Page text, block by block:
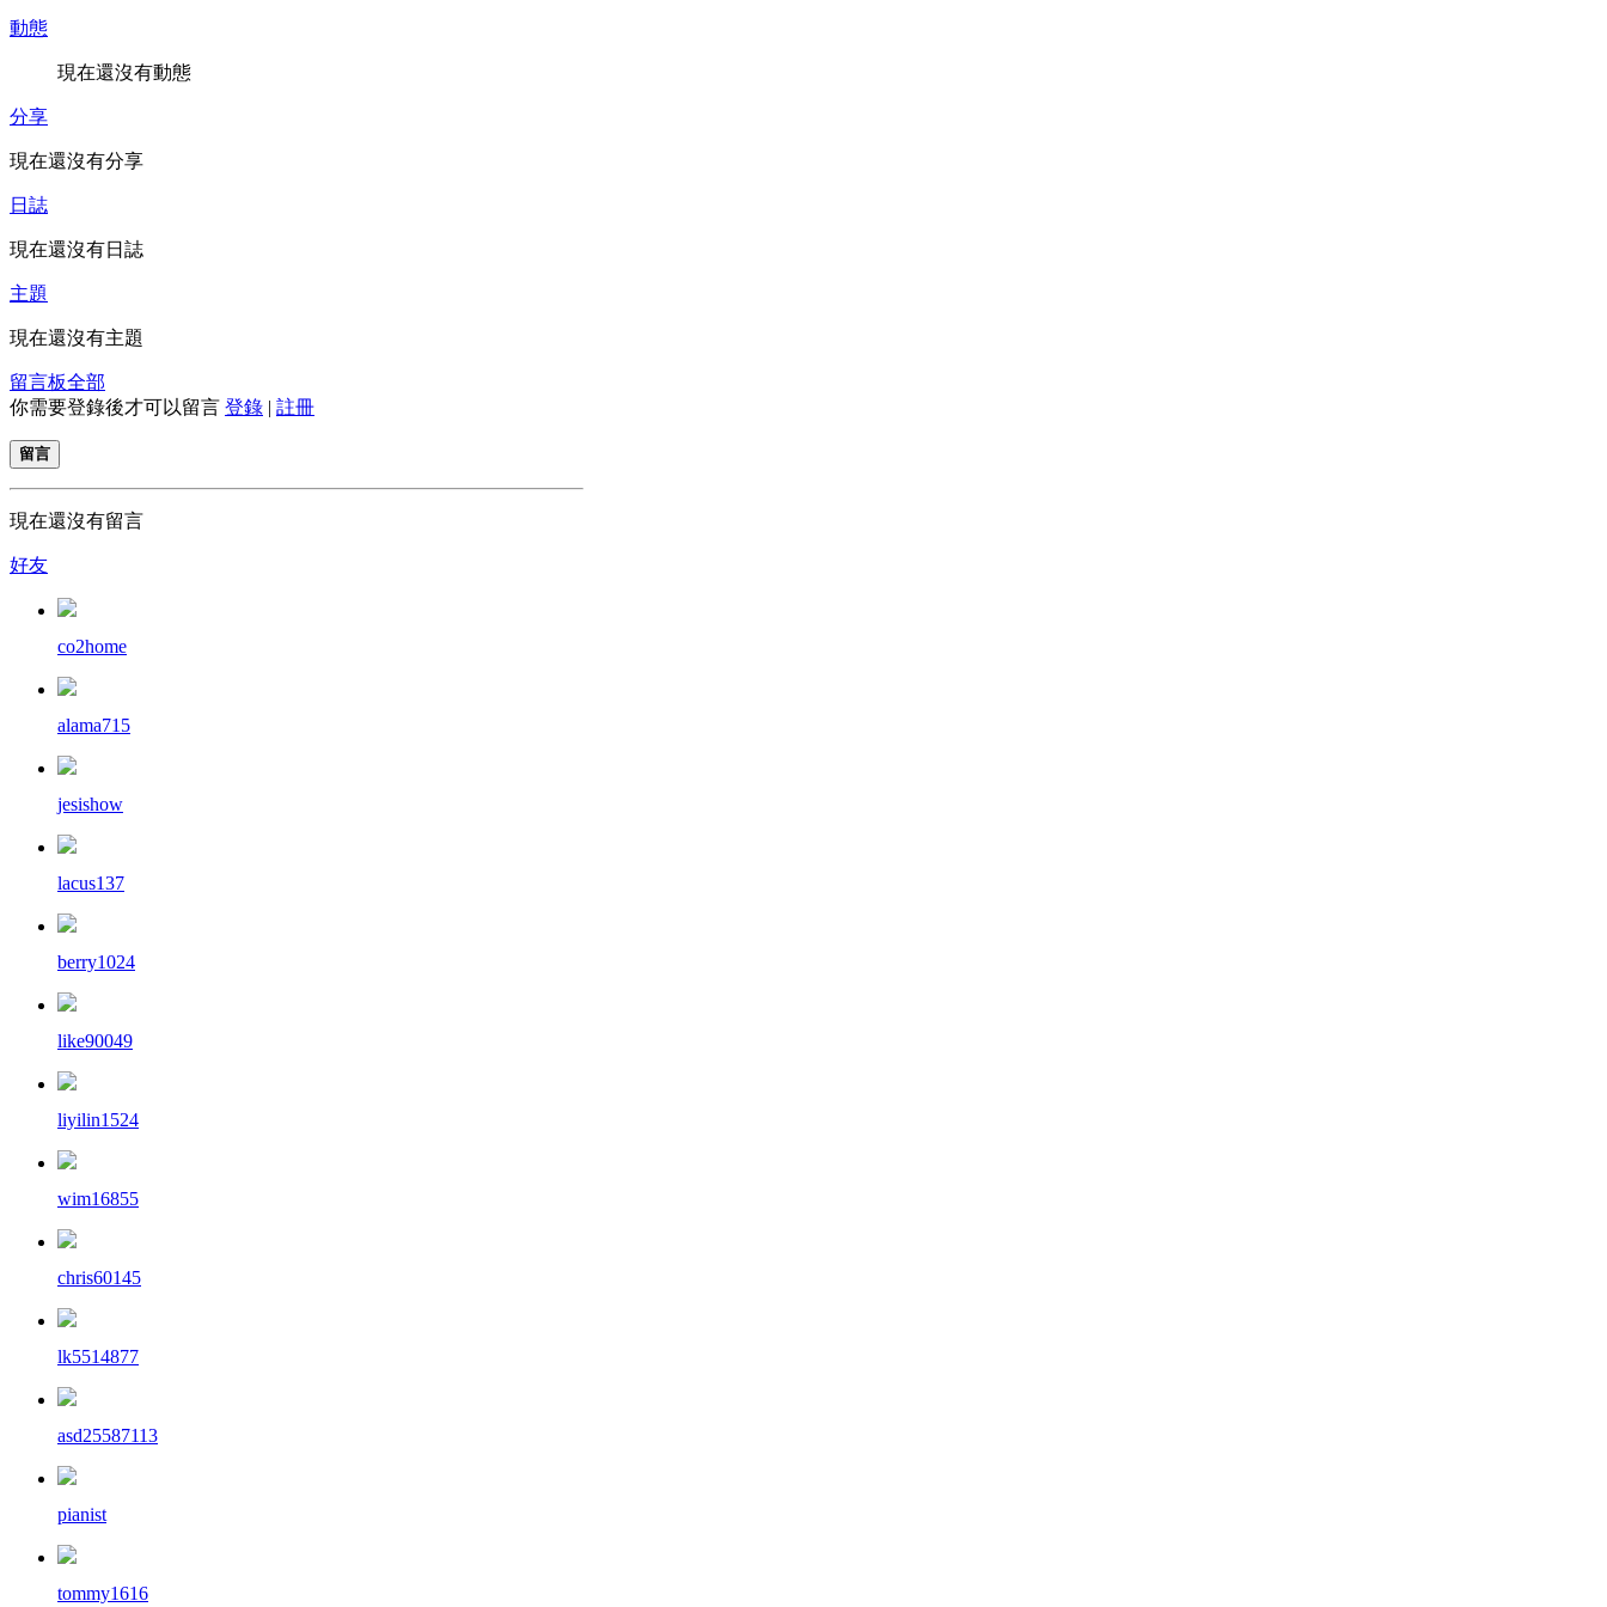
動態
現在還沒有動態
分享
現在還沒有分享
日誌
現在還沒有日誌
主題
現在還沒有主題
留言板全部
你需要登錄後才可以留言 登錄 | 註冊
留言
現在還沒有留言
好友
co2home
alama715
jesishow
lacus137
berry1024
like90049
liyilin1524
wim16855
chris60145
lk5514877
asd25587113
pianist
tommy1616